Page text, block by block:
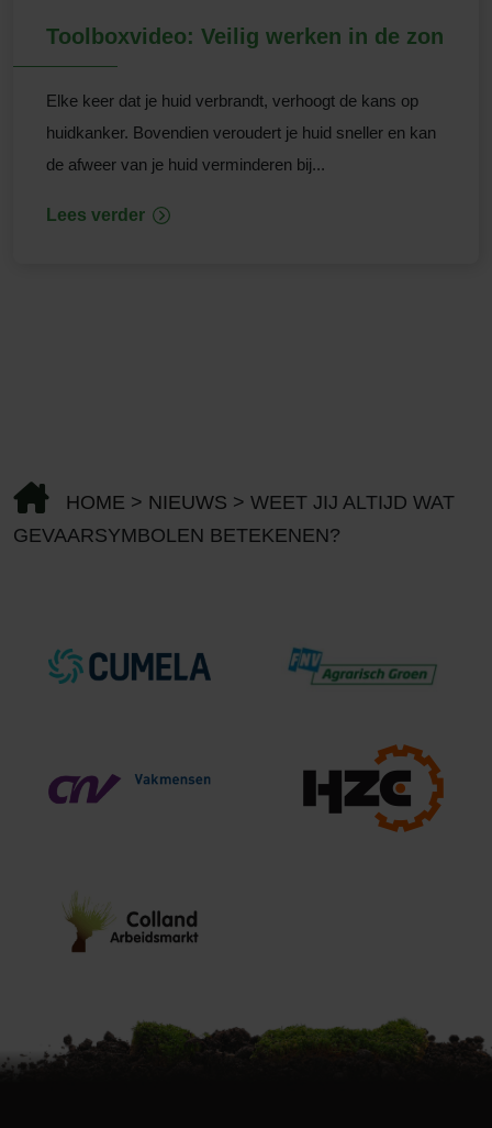
Toolboxvideo: Veilig werken in de zon
Elke keer dat je huid verbrandt, verhoogt de kans op
huidkanker. Bovendien veroudert je huid sneller en kan
de afweer van je huid verminderen bij...
Lees verder
HOME > NIEUWS > WEET JIJ ALTIJD WAT
GEVAARSYMBOLEN BETEKENEN?